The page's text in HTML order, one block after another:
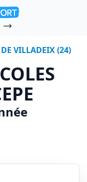
VILLADEIX (24)